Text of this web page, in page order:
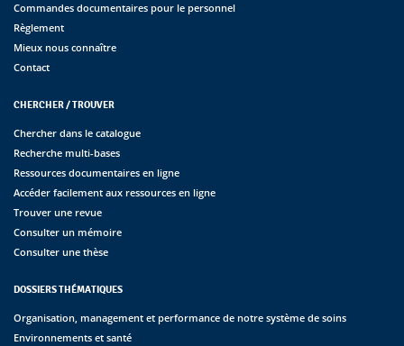
Commandes documentaires pour le personnel
Règlement
Mieux nous connaître
Contact
CHERCHER / TROUVER
Chercher dans le catalogue
Recherche multi-bases
Ressources documentaires en ligne
Accéder facilement aux ressources en ligne
Trouver une revue
Consulter un mémoire
Consulter une thèse
DOSSIERS THÉMATIQUES
Organisation, management et performance de notre système de soins
Environnements et santé